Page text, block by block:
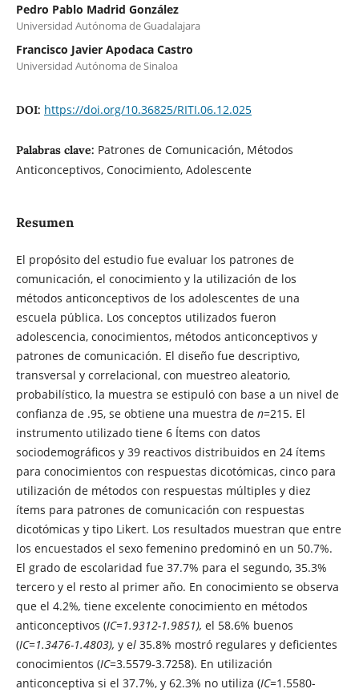
Pedro Pablo Madrid González
Universidad Autónoma de Guadalajara
Francisco Javier Apodaca Castro
Universidad Autónoma de Sinaloa
DOI: https://doi.org/10.36825/RITI.06.12.025
Palabras clave: Patrones de Comunicación, Métodos
Anticonceptivos, Conocimiento, Adolescente
Resumen
El propósito del estudio fue evaluar los patrones de
comunicación, el conocimiento y la utilización de los
métodos anticonceptivos de los adolescentes de una
escuela pública. Los conceptos utilizados fueron
adolescencia, conocimientos, métodos anticonceptivos y
patrones de comunicación. El diseño fue descriptivo,
transversal y correlacional, con muestreo aleatorio,
probabilístico, la muestra se estipuló con base a un nivel de
confianza de .95, se obtiene una muestra de n=215. El
instrumento utilizado tiene 6 Ítems con datos
sociodemográficos y 39 reactivos distribuidos en 24 ítems
para conocimientos con respuestas dicotómicas, cinco para
utilización de métodos con respuestas múltiples y diez
ítems para patrones de comunicación con respuestas
dicotómicas y tipo Likert. Los resultados muestran que entre
los encuestados el sexo femenino predominó en un 50.7%.
El grado de escolaridad fue 37.7% para el segundo, 35.3%
tercero y el resto al primer año. En conocimiento se observa
que el 4.2%, tiene excelente conocimiento en métodos
anticonceptivos (IC=1.9312-1.9851), el 58.6% buenos
(IC=1.3476-1.4803), y el35.8% mostró regulares y deficientes
conocimientos (IC=3.5579-3.7258). En utilización
anticonceptiva si el 37.7%, y 62.3% no utiliza (IC=1.5580-